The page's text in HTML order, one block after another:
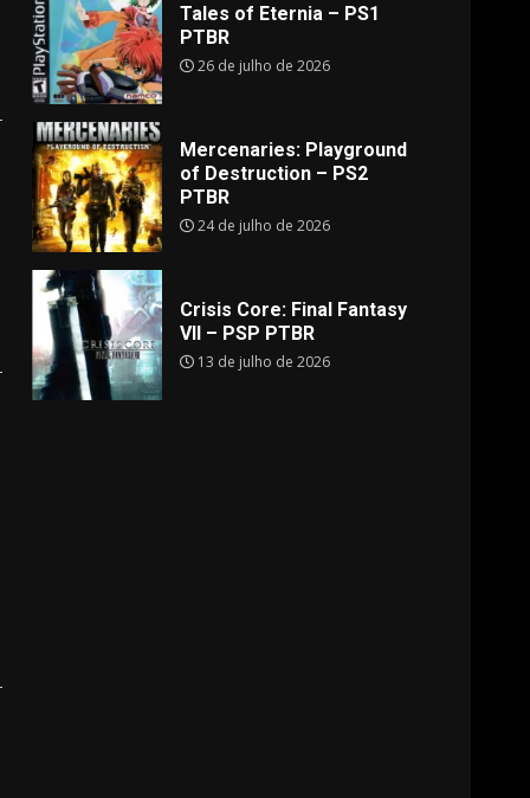
Tales of Eternia – PS1
PTBR
26 de julho de 2026
Mercenaries: Playground
of Destruction – PS2
PTBR
24 de julho de 2026
Crisis Core: Final Fantasy
VII – PSP PTBR
13 de julho de 2026